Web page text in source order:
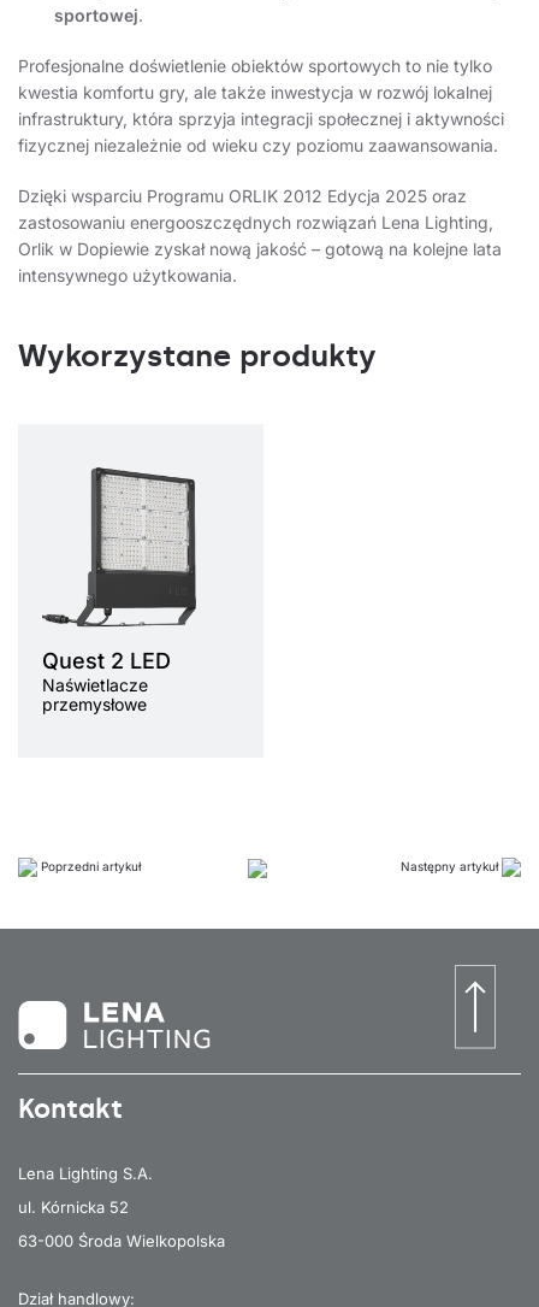
sportowej.
Profesjonalne doświetlenie obiektów sportowych to nie tylko
kwestia komfortu gry, ale także inwestycja w rozwój lokalnej
infrastruktury, która sprzyja integracji społecznej i aktywności
fizycznej niezależnie od wieku czy poziomu zaawansowania.
Dzięki wsparciu Programu ORLIK 2012 Edycja 2025 oraz
zastosowaniu energooszczędnych rozwiązań Lena Lighting,
Orlik w Dopiewie zyskał nową jakość – gotową na kolejne lata
intensywnego użytkowania.
Wykorzystane produkty
Quest 2 LED
Naświetlacze
przemysłowe
Temperatura barwowa
3000K,
4000K
Źródło światła
LED
Sposób montażu
natynkowy
tny
Poprzedni artykuł Następny artykuł
Kontakt
Lena Lighting S.A.
ul. Kórnicka 52
63-000 Środa Wielkopolska
Dział handlowy: